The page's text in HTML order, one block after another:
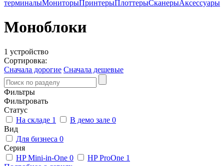
терминалыМониторыПринтерыПлоттерыСканерыАксессуары
Моноблоки
1 устройство
Сортировка:
Сначала дорогие Сначала дешевые
Фильтры
Фильтровать
Статус
На складе 1 В демо зале 0
Вид
Для бизнеса 0
Серия
HP Mini-in-One 0 HP ProOne 1